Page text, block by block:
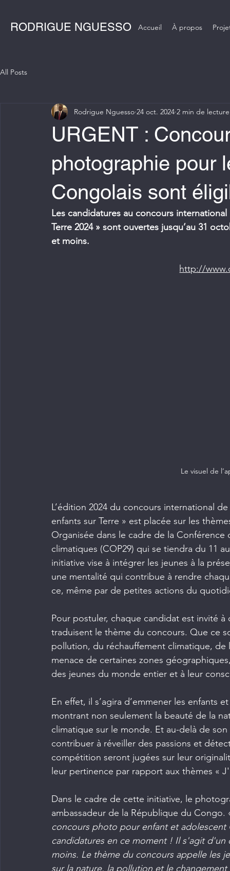
RODRIGUE NGUESSO Accueil À propos
All Posts
URGENT :
photographie pour
Congolais sont
Rodrigue Nguesso 24 oct. 2024 2 min de lecture
Les candidatures au concours
Terre 2024 » sont ouvertes jusqu’au 31
et moins.
http://
Le visuel de
L’édition 2024 du concours international
enfants sur Terre » est placée sur les
Organisée dans le cadre de la
climatiques (COP29) qui se tiendra du 11
initiative vise à intégrer les jeunes à la
une mentalité qui contribue à rendre
ce, même par de petites actions du
Pour postuler, chaque candidat est invité
traduisent le thème du concours. Que ce
pollution, du réchauffement climatique,
menace de certaines zones
des jeunes du monde entier et à leur
En effet, il s’agira d’emmener les enfants
montrant non seulement la beauté de la
climatique sur le monde. Et au-delà de
contribuer à réveiller des passions et
compétition seront jugées sur leur
leur pertinence par rapport aux thèmes «
Dans le cadre de cette initiative, le
ambassadeur de la République du Congo.
concours photo pour enfant et
candidatures en ce moment ! Il s'agit
moins. Le thème du concours appelle les
sur la nature, la pollution et le